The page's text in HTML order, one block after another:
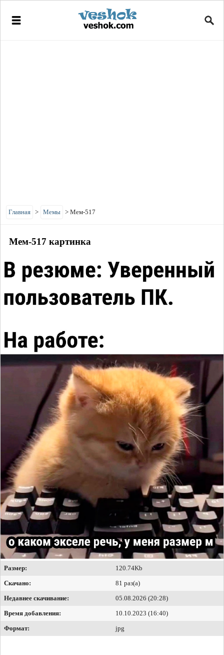
Главная > Мемы > Мем-517
Мем-517 картинка
Размер:
120.74Kb
Скачано:
81 раз(а)
Недавнее скачивание:
05.08.2026 (20:28)
Время добавления:
10.10.2023 (16:40)
Формат:
jpg